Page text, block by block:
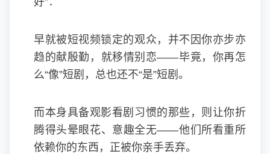
早就被短视频锁定的观众，并不因你亦步亦
趋的献殷勤，就移情别恋——毕竟，你再怎
么“像”短剧，总也还不“是”短剧。
而本身具备观影看剧习惯的那些，则让你折
腾得头晕眼花、意趣全无——他们所看重所
依赖你的东西，正被你亲手丢弃。